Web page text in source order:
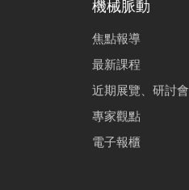
機械脈動
焦點報導
最新課程
近期展覽、研討會
專家觀點
電子報櫃